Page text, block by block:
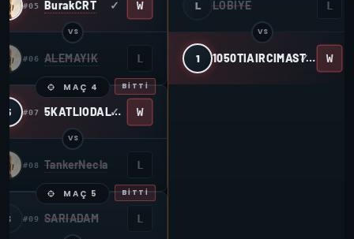
#05 BurakCRT W
VS
#06 ALEMAYIK L
MAÇ 4 BITTI
5 #07 5KATLIODALARI W
VS
#08 TankerNecla L
MAÇ 5 BITTI
S #09 SARIADAM L
L LOBİYE L
VS
1 1050TIAIRCIMASTER W